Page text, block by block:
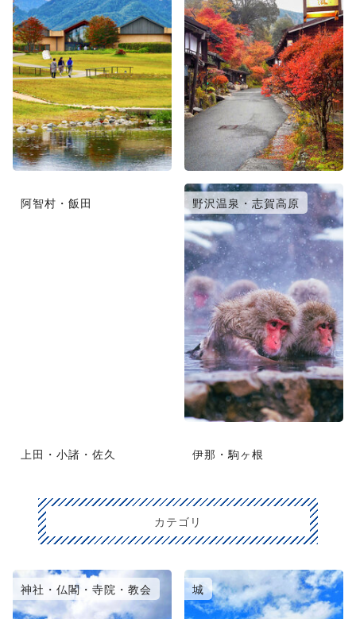
阿智村・飯田 野沢温泉・志賀高原
上田・小諸・佐久 伊那・駒ヶ根
カテゴリ
神社・仏閣・寺院・教会 城